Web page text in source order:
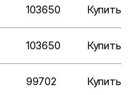
103650 Купить
103650 Купить
99702 Купить